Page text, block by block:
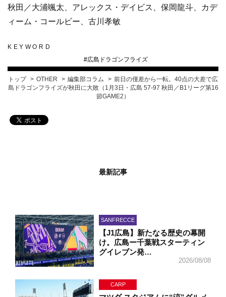
秋田／大浦颯太、アレックス・デイビス、保岡龍斗、カデ
ィーム・コールビー、古川孝敏
KEYWORD
#広島ドラゴンフライズ
トップ OTHER 編集部コラム
前日の僅差から一転。40点の大差で広
島ドラゴンフライズが秋田に大敗（1月3日・広島 57-97 秋田／B1リーグ第16
節GAME2）
最新記事
SANFRECCE
【J1広島】新たなる歴史の幕開
け。広島ー千葉戦スターティン
グイレブン発…
2026/08/08
CARP